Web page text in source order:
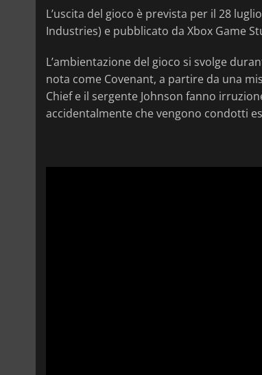
L’uscita del gioco è prevista per il 28
Industries) e pubblicato da Xbox Game
L’ambientazione del gioco si svolge
nota come Covenant, a partire da una
Chief e il sergente Johnson fanno
accidentalmente che vengono condotti